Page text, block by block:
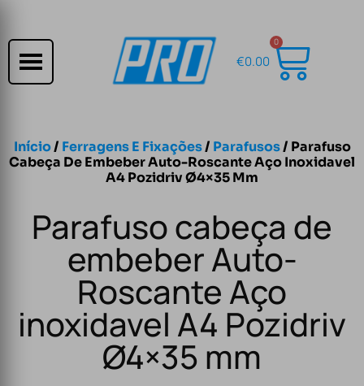
€0.00
0
Início/ Ferragens E Fixações/ Parafusos/ Parafuso
Cabeça De Embeber Auto-Roscante Aço Inoxidavel
A4 Pozidriv Ø4×35 Mm
Parafuso cabeça de
embeber Auto-
Roscante Aço
inoxidavel A4 Pozidriv
Ø4×35 mm